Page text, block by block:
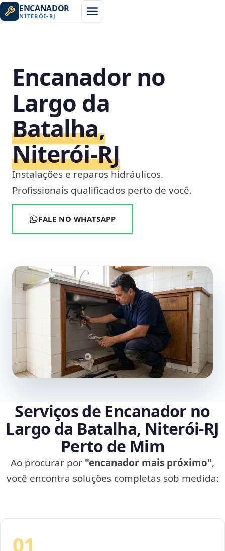
ENCANADOR
NITERÓI- RJ
Encanador no
Largo da
Batalha,
Niterói‑RJ
Instalações e reparos hidráulicos.
Profissionais qualificados perto de você.
FALE NO WHATSAPP
Serviços de Encanador no
Largo da Batalha, Niterói‑RJ
Perto de Mim
Ao procurar por "encanador mais próximo",
você encontra soluções completas sob medida:
01